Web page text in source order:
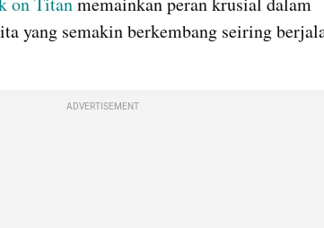
yang semakin berkembang seiring
ADVERTISEMENT